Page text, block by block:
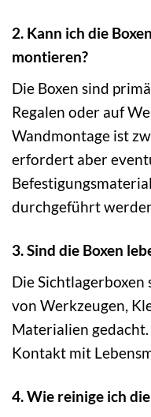
2. Kann ich die
montieren?
Die Boxen sind
Regalen oder auf
Wandmontage ist
erfordert aber
durchgeführt
3. Sind die Boxen
Die
von Werkzeugen,
Materialien
Kontakt mit
4. Wie reinige ich